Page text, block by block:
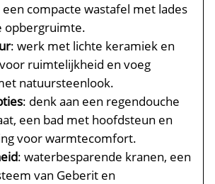
compacte wastafel met lades
opbergruimte.​
: werk met lichte keramiek en
ruimtelijkheid en voeg
natuursteenlook.​
: denk aan een regendouche
een bad met hoofdsteun en
voor warmtecomfort.​
: waterbesparende kranen, een
van Geberit en